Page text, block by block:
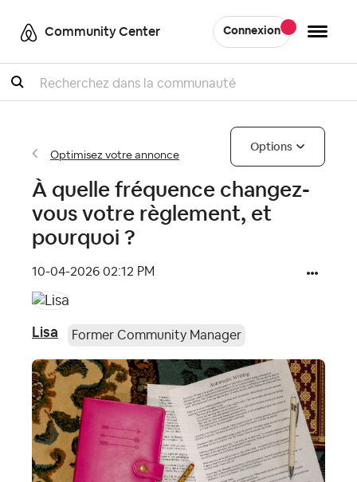
Community Center Connexion
Recherche
Optimisez votre annonce
Options
À quelle fréquence changez-
vous votre règlement, et
pourquoi ?
‎10-04-2026 02:12 PM
Lisa Former Community Manager